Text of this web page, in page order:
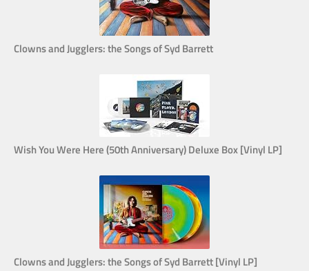
Clowns and Jugglers: the Songs of Syd Barrett
Wish You Were Here (50th Anniversary) Deluxe Box [Vinyl LP]
Clowns and Jugglers: the Songs of Syd Barrett [Vinyl LP]